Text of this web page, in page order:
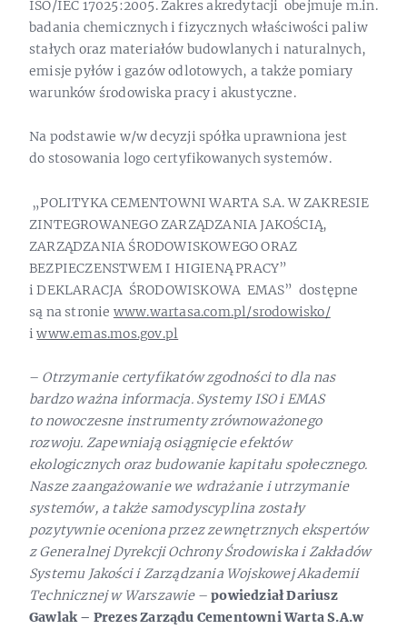
ISO/IEC 17025:2005. Zakres akredytacji obejmuje m.in.
badania chemicznych i fizycznych właściwości paliw
stałych oraz materiałów budowlanych i naturalnych,
emisje pyłów i gazów odlotowych, a także pomiary
warunków środowiska pracy i akustyczne.
Na podstawie w/w decyzji spółka uprawniona jest
do stosowania logo certyfikowanych systemów.
„POLITYKA CEMENTOWNI WARTA S.A. W ZAKRESIE
ZINTEGROWANEGO ZARZĄDZANIA JAKOŚCIĄ,
ZARZĄDZANIA ŚRODOWISKOWEGO ORAZ
BEZPIECZENSTWEM I HIGIENĄ PRACY”
i DEKLARACJA ŚRODOWISKOWA EMAS” dostępne
są na stronie www.wartasa.com.pl/srodowisko/
iwww.emas.mos.gov.pl
– Otrzymanie certyfikatów zgodności to dla nas
bardzo ważna informacja. Systemy ISO i EMAS
to nowoczesne instrumenty zrównoważonego
rozwoju. Zapewniają osiągnięcie efektów
ekologicznych oraz budowanie kapitału społecznego.
Nasze zaangażowanie we wdrażanie i utrzymanie
systemów, a także samodyscyplina zostały
pozytywnie oceniona przez zewnętrznych ekspertów
z Generalnej Dyrekcji Ochrony Środowiska i Zakładów
Systemu Jakości i Zarządzania Wojskowej Akademii
Technicznej w Warszawie–powiedział Dariusz
Gawlak – Prezes Zarządu Cementowni Warta S.A.w